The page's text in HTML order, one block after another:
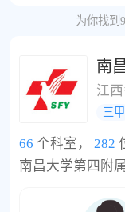
号服务。
为你找到
南
江
三甲
66 个科室， 282